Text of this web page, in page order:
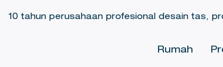
10 tahun perusahaan profesional desain tas,
Rumah